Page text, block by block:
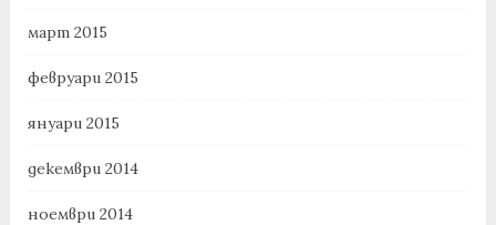
март 2015
февруари 2015
януари 2015
декември 2014
ноември 2014